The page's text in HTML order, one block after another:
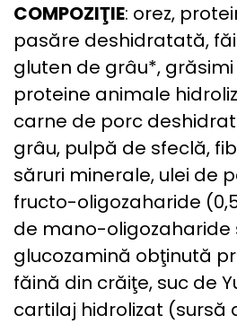
COMPOZIŢIE: orez,
pasăre deshidratată,
gluten de grâu*,
proteine animale
carne de porc
grâu, pulpă de sfeclă,
săruri minerale, ulei de
fructo-oligozaharide
de mano-oligozaharide
glucozamină obţinută
făină din crăiţe, suc de
cartilaj hidrolizat (sursă